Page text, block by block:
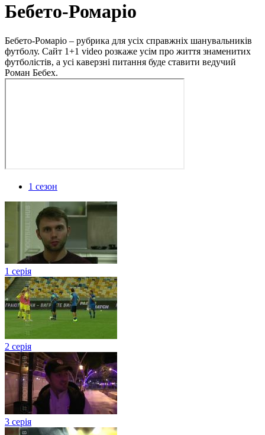
Бебето-Ромаріо
Бебето-Ромаріо – рубрика для усіх справжніх шанувальників
футболу. Сайт 1+1 video розкаже усім про життя знаменитих
футболістів, а усі каверзні питання буде ставити ведучий
Роман Бебех.
1 сезон
1 серія
2 серія
3 серія